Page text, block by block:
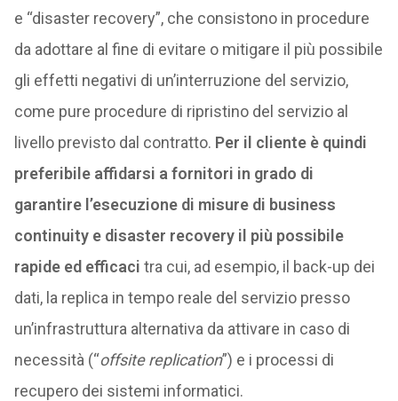
e “disaster recovery”, che consistono in procedure
da adottare al fine di evitare o mitigare il più possibile
gli effetti negativi di un’interruzione del servizio,
come pure procedure di ripristino del servizio al
livello previsto dal contratto. Per il cliente è quindi
preferibile affidarsi a fornitori in grado di
garantire l’esecuzione di misure di business
continuity e disaster recovery il più possibile
rapide ed efficaci tra cui, ad esempio, il back-up dei
dati, la replica in tempo reale del servizio presso
un’infrastruttura alternativa da attivare in caso di
necessità (“offsite replication”) e i processi di
recupero dei sistemi informatici.